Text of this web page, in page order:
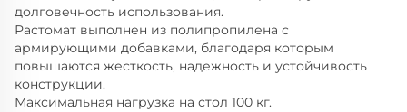
долговечность использования.
Растомат выполнен из полипропилена с
армирующими добавками, благодаря которым
повышаются жесткость, надежность и устойчивость
конструкции.
Максимальная нагрузка на стол 100 кг.